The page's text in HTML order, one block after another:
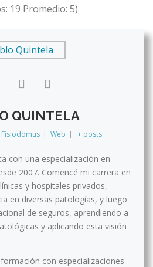
19 Promedio: 5)
QUINTELA
Fisiodomus | Web | + posts
con una especialización en
2007. Comencé mi carrera en
y hospitales privados,
en diversas patologías, y luego
de seguros, aprendiendo a
y aplicando esta visión
con especializaciones